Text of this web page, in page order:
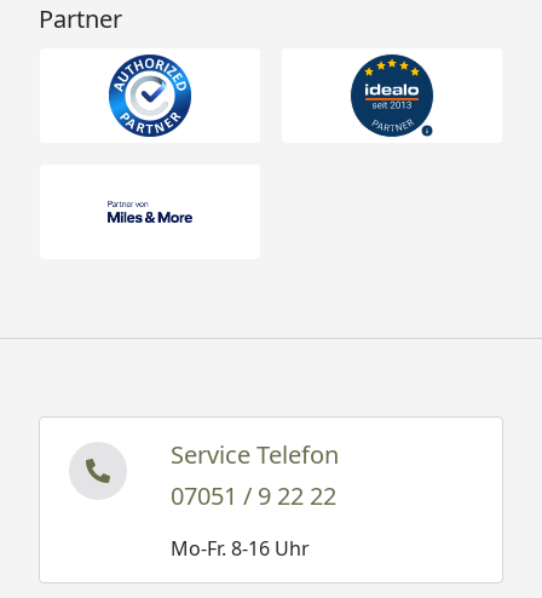
Partner
Service Telefon
07051 / 9 22 22
Mo-Fr. 8-16 Uhr